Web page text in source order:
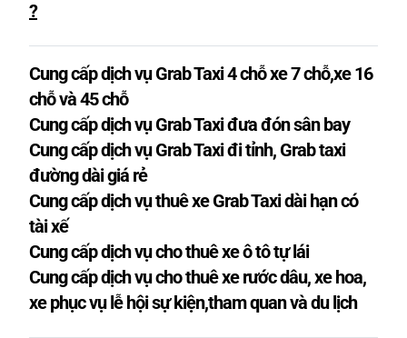
?
Cung cấp dịch vụ Grab Taxi 4 chỗ xe 7 chỗ,xe 16
chỗ và 45 chỗ
Cung cấp dịch vụ Grab Taxi đưa đón sân bay
Cung cấp dịch vụ Grab Taxi đi tỉnh, Grab taxi
đường dài giá rẻ
Cung cấp dịch vụ thuê xe Grab Taxi dài hạn có
tài xế
Cung cấp dịch vụ cho thuê xe ô tô tự lái
Cung cấp dịch vụ cho thuê xe rước dâu, xe hoa,
xe phục vụ lễ hội sự kiện,tham quan và du lịch